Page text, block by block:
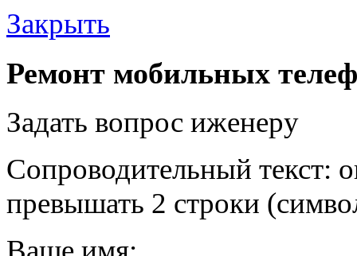
Закрыть
Ремонт мобильных
Задать вопрос иженеру
Сопроводительный текст:
превышать 2 строки